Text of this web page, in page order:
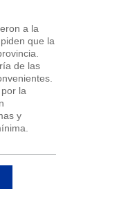
a la
que la
de las
la
y